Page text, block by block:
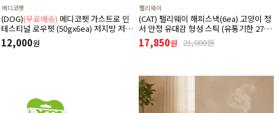
메디코펫
(DOG)(무료배송) 메디코펫 가스트로 인
테스티널 로우펫 (50gx6ea) 저지방 저단
백 췌장염 고지혈증에 도움 주는 처방 습
식 캔 보조식
12,000원
펠리웨이
(CAT) 펠리웨이 해피스낵(6ea) 고양이 정
서 안정 유대감 형성 스틱 (유통기한 27년
1월 1일)
17,850원 21,000원